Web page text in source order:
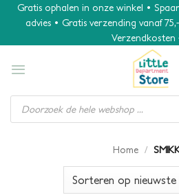
Gratis ophalen in onze winkel •
advies • Gratis verzending vanaf
Verzendkosten
Producten
zoeken
Home /